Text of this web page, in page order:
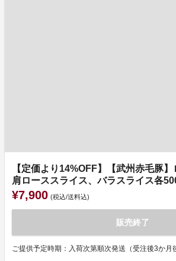
【定価より14%OFF】【武州赤毛豚】
肩ローススライス、バラスライス各
¥7,900 (税込/送料込)
販売終了
ご提供予定時期：入荷次第順次発送（受注後3か月